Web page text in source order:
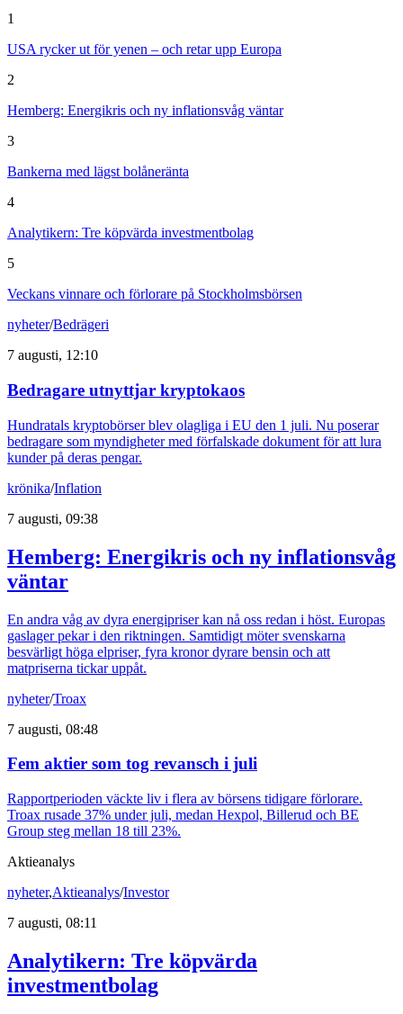
1
USA rycker ut för yenen – och retar upp Europa
2
Hemberg: Energikris och ny inflationsvåg väntar
3
Bankerna med lägst bolåneränta
4
Analytikern: Tre köpvärda investmentbolag
5
Veckans vinnare och förlorare på Stockholmsbörsen
nyheter/Bedrägeri
7 augusti, 12:10
Bedragare utnyttjar kryptokaos
Hundratals kryptobörser blev olagliga i EU den 1 juli. Nu poserar
bedragare som myndigheter med förfalskade dokument för att lura
kunder på deras pengar.
krönika/Inflation
7 augusti, 09:38
Hemberg: Energikris och ny inflationsvåg
väntar
En andra våg av dyra energipriser kan nå oss redan i höst. Europas
gaslager pekar i den riktningen. Samtidigt möter svenskarna
besvärligt höga elpriser, fyra kronor dyrare bensin och att
matpriserna tickar uppåt.
nyheter/Troax
7 augusti, 08:48
Fem aktier som tog revansch i juli
Rapportperioden väckte liv i flera av börsens tidigare förlorare.
Troax rusade 37% under juli, medan Hexpol, Billerud och BE
Group steg mellan 18 till 23%.
Aktieanalys
nyheter,Aktieanalys/Investor
7 augusti, 08:11
Analytikern: Tre köpvärda
investmentbolag